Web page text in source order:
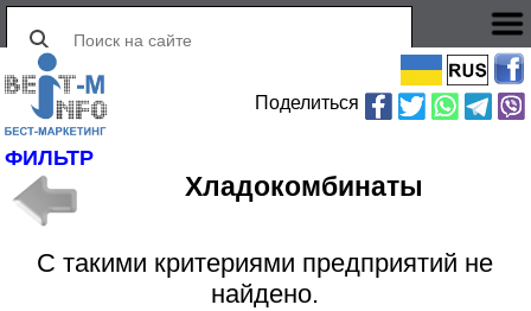
Поделиться
ФИЛЬТР
Хладокомбинаты
С такими критериями предприятий не
найдено.